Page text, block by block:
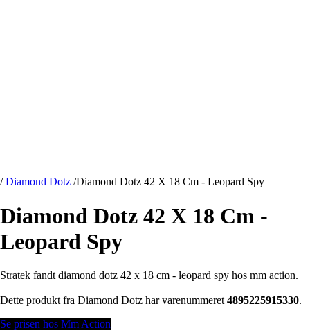
/ Diamond Dotz /Diamond Dotz 42 X 18 Cm - Leopard Spy
Diamond Dotz 42 X 18 Cm -
Leopard Spy
Stratek fandt diamond dotz 42 x 18 cm - leopard spy hos mm action.
Dette produkt fra Diamond Dotz har varenummeret 4895225915330.
Se prisen hos Mm Action